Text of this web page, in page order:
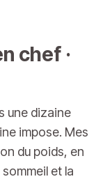
chef ·
une dizaine
impose. Mes
du poids, en
et la